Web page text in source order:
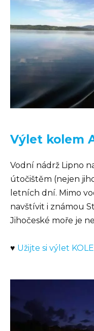
Výlet kolem
Vodní nádrž Lipno
útočištěm (nejen
letních dní. Mimo
navštívit i známou
Jihočeské moře je
♥ Užijte si výlet